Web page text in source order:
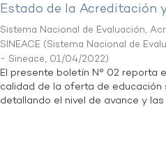
Estado de la Acreditación
Sistema Nacional de Evaluación,
SINEACE (Sistema Nacional de
- Sineace, 01/04/2022)
El presente boletín N° 02 reporta
calidad de la oferta de educación
detallando el nivel de avance y las